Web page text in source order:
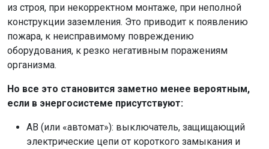
из строя, при некорректном монтаже, при неполной
конструкции заземления. Это приводит к появлению
пожара, к неисправимому повреждению
оборудования, к резко негативным поражениям
организма.
Но все это становится заметно менее вероятным,
если в энергосистеме присутствуют:
АВ (или «автомат»): выключатель, защищающий
электрические цепи от короткого замыкания и